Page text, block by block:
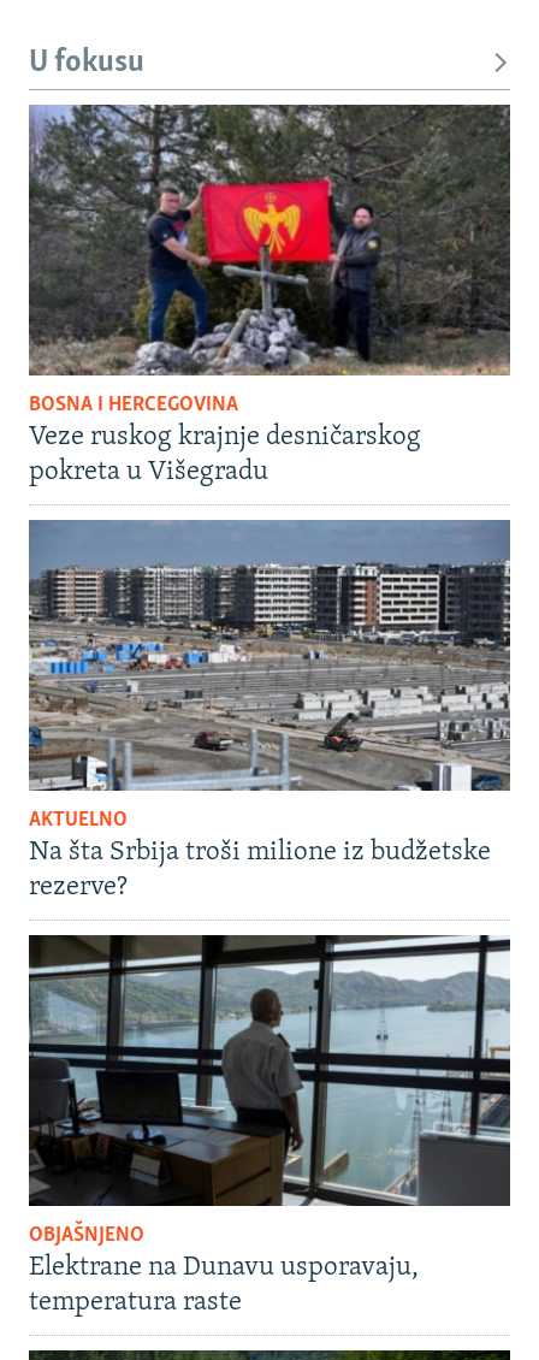
U fokusu
BOSNA I HERCEGOVINA
Veze ruskog krajnje desničarskog
pokreta u Višegradu
AKTUELNO
Na šta Srbija troši milione iz budžetske
rezerve?
OBJAŠNJENO
Elektrane na Dunavu usporavaju,
temperatura raste